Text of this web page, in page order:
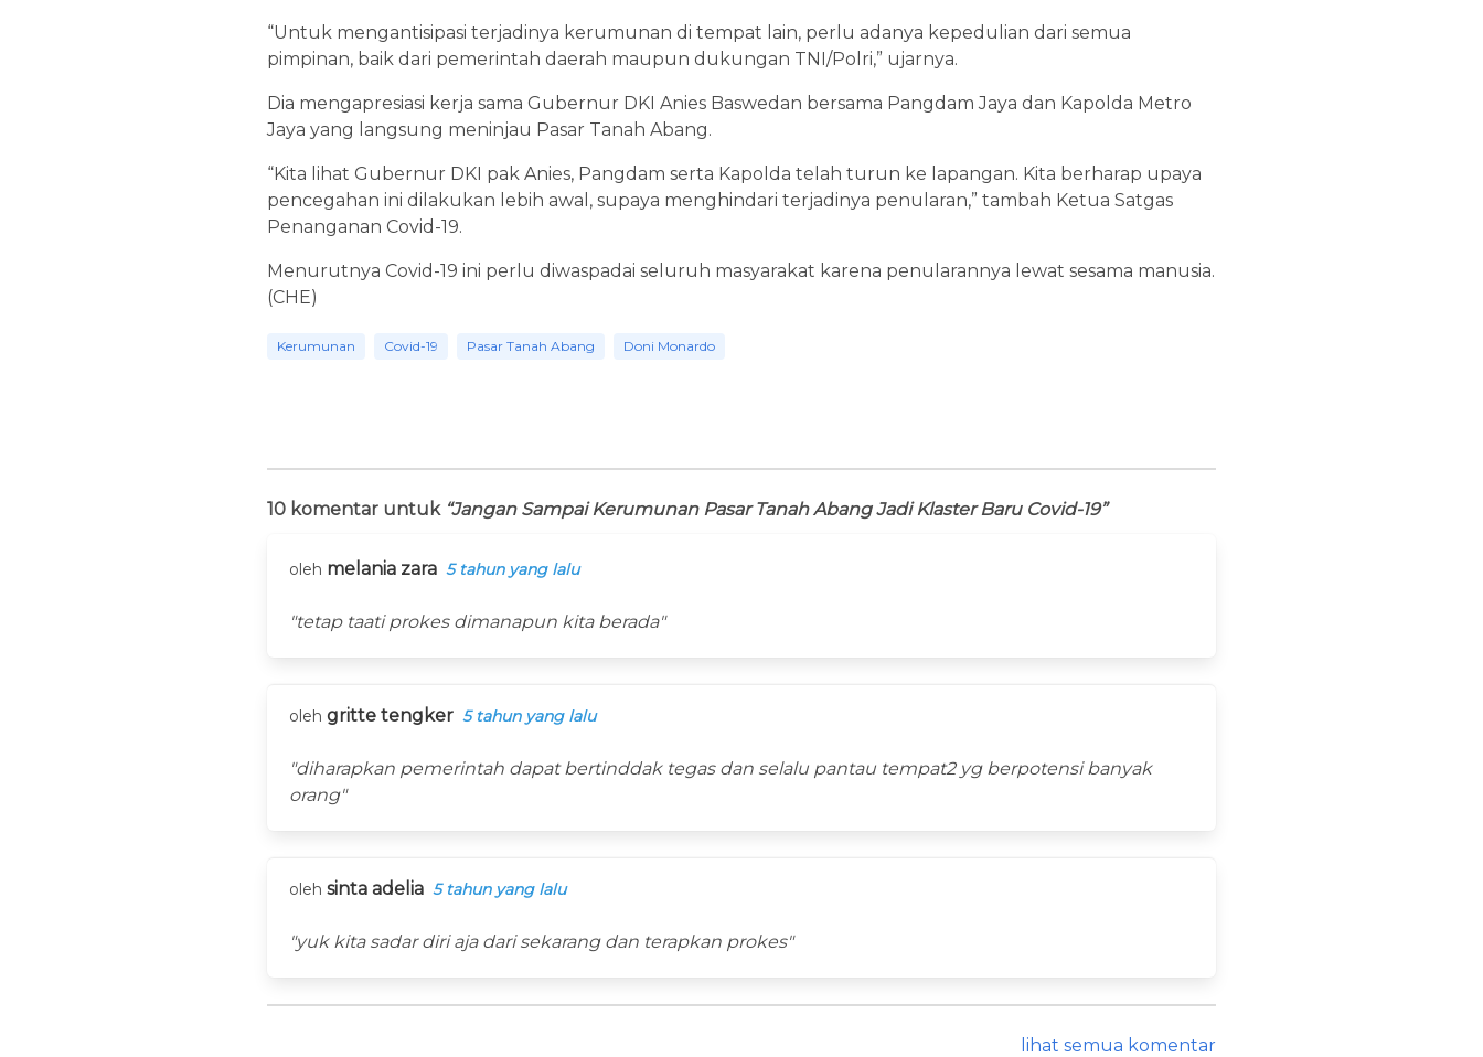
“Untuk mengantisipasi terjadinya kerumunan di tempat lain, perlu adanya kepedulian dari semua
pimpinan, baik dari pemerintah daerah maupun dukungan TNI/Polri,” ujarnya.
Dia mengapresiasi kerja sama Gubernur DKI Anies Baswedan bersama Pangdam Jaya dan Kapolda Metro
Jaya yang langsung meninjau Pasar Tanah Abang.
“Kita lihat Gubernur DKI pak Anies, Pangdam serta Kapolda telah turun ke lapangan. Kita berharap upaya
pencegahan ini dilakukan lebih awal, supaya menghindari terjadinya penularan,” tambah Ketua Satgas
Penanganan Covid-19.
Menurutnya Covid-19 ini perlu diwaspadai seluruh masyarakat karena penularannya lewat sesama manusia.
(CHE)
Kerumunan Covid-19 Pasar Tanah Abang Doni Monardo
10 komentar untuk “Jangan Sampai Kerumunan Pasar Tanah Abang Jadi Klaster Baru Covid-19”
oleh melania zara 5 tahun yang lalu
"tetap taati prokes dimanapun kita berada"
oleh gritte tengker 5 tahun yang lalu
"diharapkan pemerintah dapat bertinddak tegas dan selalu pantau tempat2 yg berpotensi banyak
orang"
oleh sinta adelia 5 tahun yang lalu
"yuk kita sadar diri aja dari sekarang dan terapkan prokes"
lihat semua komentar